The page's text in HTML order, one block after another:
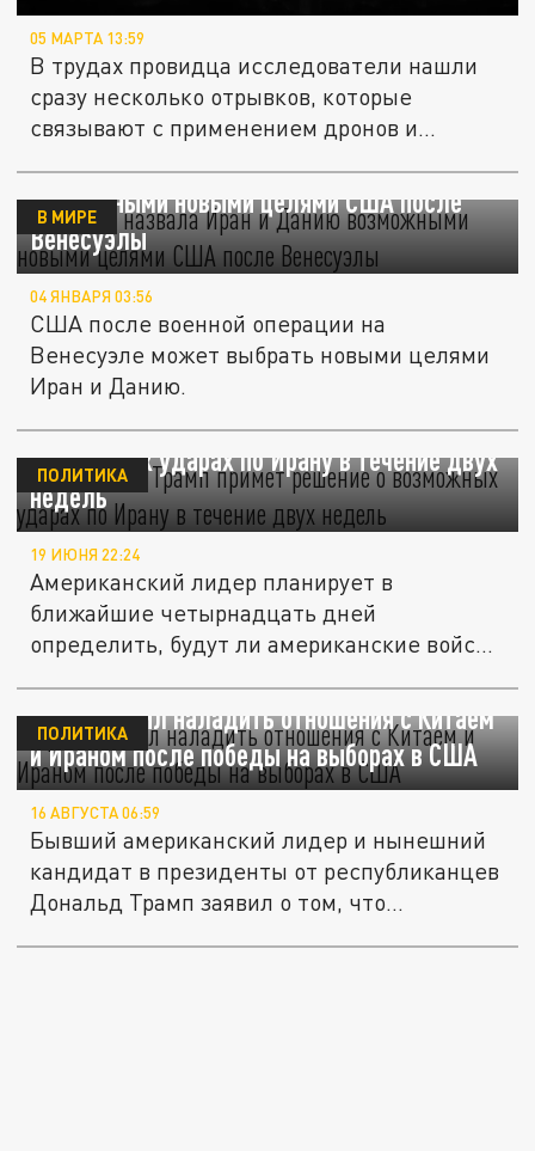
05 МАРТА 13:59
В трудах провидца исследователи нашли
сразу несколько отрывков, которые
связывают с применением дронов и...
Guardian назвала Иран и Данию
возможными новыми целями США после
Венесуэлы
В МИРЕ
04 ЯНВАРЯ 03:56
США после военной операции на
Венесуэле может выбрать новыми целями
Иран и Данию.
Белый дом: Трамп примет решение о
возможных ударах по Ирану в течение двух
недель
ПОЛИТИКА
19 ИЮНЯ 22:24
Американский лидер планирует в
ближайшие четырнадцать дней
определить, будут ли американские войска
Трамп решил наладить отношения с Китаем
и Ираном после победы на выборах в США
ПОЛИТИКА
16 АВГУСТА 06:59
Бывший американский лидер и нынешний
кандидат в президенты от республиканцев
Дональд Трамп заявил о том, что...